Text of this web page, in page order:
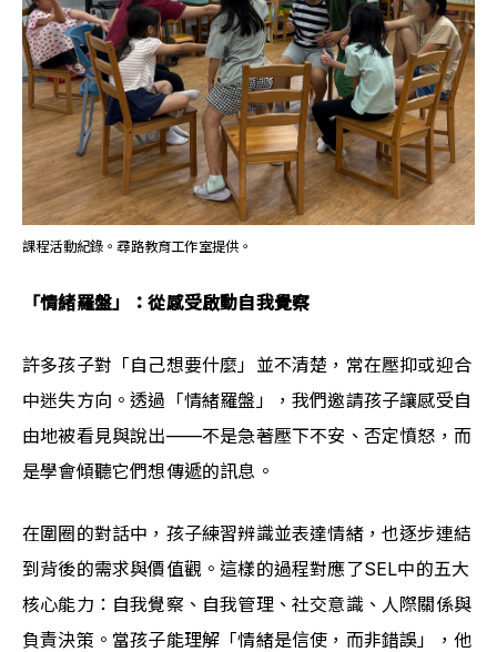
課程活動紀錄。尋路教育工作室提供。
「情緒羅盤」：從感受啟動自我覺察
許多孩子對「自己想要什麼」並不清楚，常在壓抑或迎合
中迷失方向。透過「情緒羅盤」，我們邀請孩子讓感受自
由地被看見與說出——不是急著壓下不安、否定憤怒，而
是學會傾聽它們想傳遞的訊息。
在圍圈的對話中，孩子練習辨識並表達情緒，也逐步連結
到背後的需求與價值觀。這樣的過程對應了SEL中的五大
核心能力：自我覺察、自我管理、社交意識、人際關係與
負責決策。當孩子能理解「情緒是信使，而非錯誤」，他